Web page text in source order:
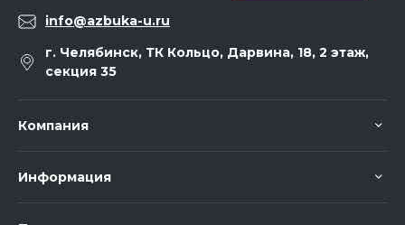
info@azbuka-u.ru
г. Челябинск, ТК Кольцо, Дарвина, 18, 2 этаж,
секция 35
Компания
Информация